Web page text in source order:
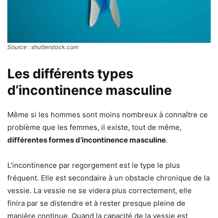
Source : shutterstock.com
Les différents types
d’incontinence masculine
Même si les hommes sont moins nombreux à connaître ce
problème que les femmes, il existe, tout de même,
différentes formes d’incontinence masculine.
L’incontinence par regorgement est le type le plus
fréquent. Elle est secondaire à un obstacle chronique de la
vessie. La vessie ne se videra plus correctement, elle
finira par se distendre et à rester presque pleine de
manière continue. Quand la capacité de la vessie est